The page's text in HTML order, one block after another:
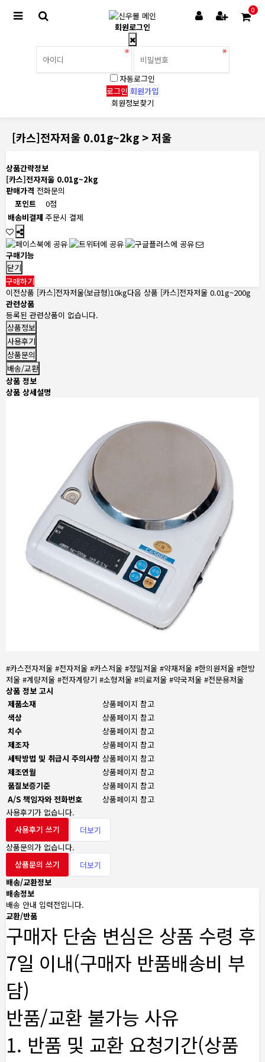
0
회원로그인
자동로그인
회원가입
회원정보찾기
[카스]전자저울 0.01g~2kg > 저울
상품간략정보
[카스]전자저울 0.01g~2kg
판매가격 전화문의
포인트
0점
배송비결제 주문시 결제
구매기능
닫기
구매하기
이전상품 [카스]전자저울(보급형)10kg다음 상품 [카스]전자저울 0.01g~200g
관련상품
등록된 관련상품이 없습니다.
상품정보
사용후기
상품문의
배송/교환
상품 정보
상품 상세설명
#카스전자저울 #전자저울 #카스저울 #정밀저울 #약재저울 #한의원저울 #한방
저울 #계량저울 #전자계량기 #소형저울 #의료저울 #약국저울 #전문용저울
상품 정보 고시
제품소재
상품페이지 참고
색상
상품페이지 참고
치수
상품페이지 참고
제조자
상품페이지 참고
세탁방법 및 취급시 주의사항 상품페이지 참고
제조연월
상품페이지 참고
품질보증기준
상품페이지 참고
A/S 책임자와 전화번호
상품페이지 참고
사용후기가 없습니다.
사용후기 쓰기
더보기
상품문의가 없습니다.
상품문의 쓰기
더보기
배송/교환정보
배송정보
배송 안내 입력전입니다.
교환/반품
구매자 단숨 변심은 상품 수령 후
7일 이내(구매자 반품배송비 부
담)
반품/교환 불가능 사유
1. 반품 및 교환 요청기간(상품